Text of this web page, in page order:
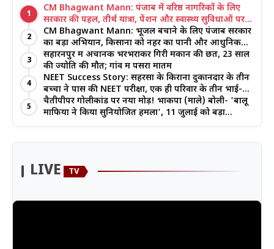
1
CM Bhagwant Mann: पंजाब में वरिष्ठ नागरिकों के लिए
सरकार की पहल, तीर्थ यात्रा, पेंशन और स्वास्थ्य सुविधाओं पर
जोर
2
CM Bhagwant Mann: भूजल बचाने के लिए पंजाब सरकार
का बड़ा अभियान, किसानों को नहर का पानी और आधुनिक
खेती का मिल रहा लाभ
3
सहारनपुर में अचानक भरभराकर गिरी मकान की छत, 23 साल
की ज्योति की मौत; गांव में पसरा मातम
4
NEET Success Story: सहरसा के किराना दुकानदार के तीन
बच्चों ने पास की NEET परीक्षा, एक ही परिवार के तीन भाई-
बहनों ने रचा इतिहास
5
चैतीपीपर गोलीकांड पर नया मोड़! भाकपा (माले) बोली- 'बालू
माफिया ने किया सुनियोजित हमला', 11 जुलाई को बड़ा
आंदोलन
LIVE TV